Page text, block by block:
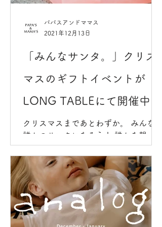
「みんなサンタ。」クリス
マスのギフトイベントが
LONG TABLEにて開催中
クリスマスまであとわずか。 みんなで
誰かのサンタになろう！ 誰かを想って
選ぶプレゼントは特別なものです。
LONG TABLE大村店では、11/26-
12/25の期間限定で 「みんなサン
タ。」と題したクリスマスギフトイベ
ントを開催しています。...
パパスアンドママス
2021年12月13日